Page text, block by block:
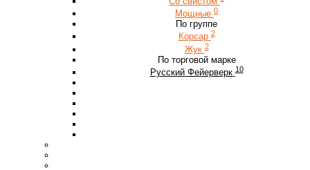
Мощные 0
По группе
Корсар 2
Жук 2
По торговой марке
Русский Фейерверк 10